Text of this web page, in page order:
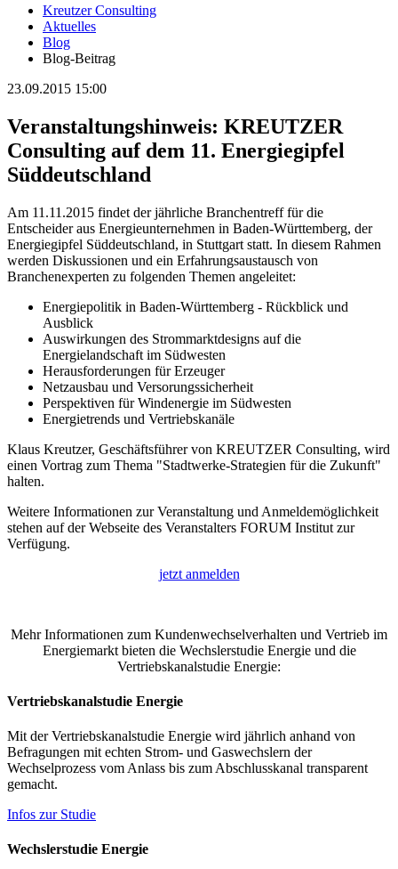
Kreutzer Consulting
Aktuelles
Blog
Blog-Beitrag
23.09.2015 15:00
Veranstaltungshinweis: KREUTZER
Consulting auf dem 11. Energiegipfel
Süddeutschland
Am 11.11.2015 findet der jährliche Branchentreff für die
Entscheider aus Energieunternehmen in Baden-Württemberg, der
Energiegipfel Süddeutschland, in Stuttgart statt. In diesem Rahmen
werden Diskussionen und ein Erfahrungsaustausch von
Branchenexperten zu folgenden Themen angeleitet:
Energiepolitik in Baden-Württemberg - Rückblick und
Ausblick
Auswirkungen des Strommarktdesigns auf die
Energielandschaft im Südwesten
Herausforderungen für Erzeuger
Netzausbau und Versorungssicherheit
Perspektiven für Windenergie im Südwesten
Energietrends und Vertriebskanäle
Klaus Kreutzer, Geschäftsführer von KREUTZER Consulting, wird
einen Vortrag zum Thema "Stadtwerke-Strategien für die Zukunft"
halten.
Weitere Informationen zur Veranstaltung und Anmeldemöglichkeit
stehen auf der Webseite des Veranstalters FORUM Institut zur
Verfügung.
jetzt anmelden
Mehr Informationen zum Kundenwechselverhalten und Vertrieb im
Energiemarkt bieten die Wechslerstudie Energie und die
Vertriebskanalstudie Energie:
Vertriebskanalstudie Energie
Mit der Vertriebskanalstudie Energie wird jährlich anhand von
Befragungen mit echten Strom- und Gaswechslern der
Wechselprozess vom Anlass bis zum Abschlusskanal transparent
gemacht.
Infos zur Studie
Wechslerstudie Energie